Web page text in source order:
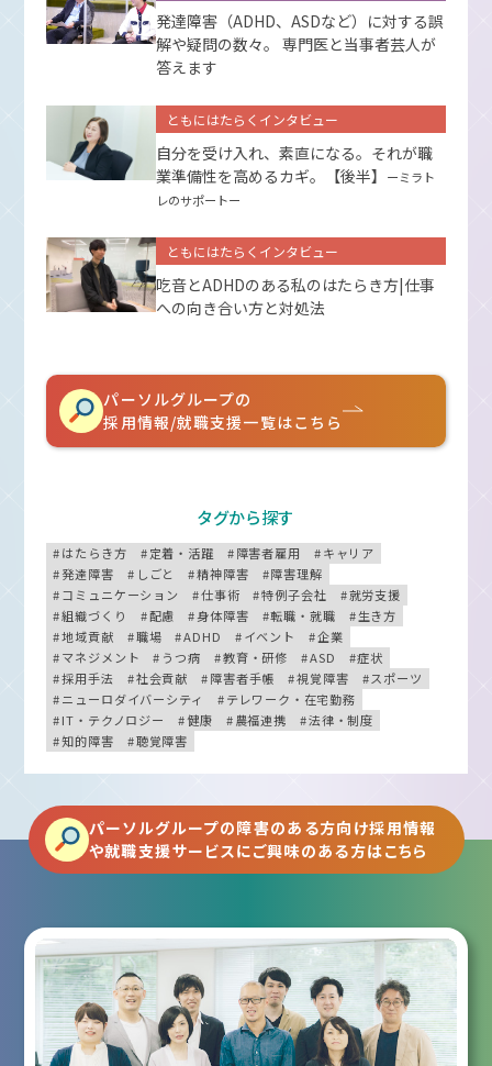
発達障害（ADHD、ASDなど）に対する誤
解や疑問の数々。 専門医と当事者芸人が
答えます
ともにはたらくインタビュー
自分を受け入れ、素直になる。それが職
業準備性を高めるカギ。【後半】
ーミラト
レのサポートー
ともにはたらくインタビュー
吃音とADHDのある私のはたらき方|仕事
への向き合い方と対処法
パーソルグループの
採用情報/就職支援一覧はこちら
タグから探す
はたらき方 定着・活躍 障害者雇用
キャリア
発達障害
しごと 精神障害
障害理解
コミュニケーション
仕事術 特例子会社
就労支援
組織づくり
配慮 身体障害 転職・就職
生き方
地域貢献
職場 ADHD イベント
企業
マネジメント
うつ病 教育・研修 ASD
症状
採用手法
社会貢献 障害者手帳 視覚障害
スポーツ
ニューロダイバーシティ
テレワーク・在宅勤務
IT・テクノロジー
健康 農福連携
法律・制度
知的障害
聴覚障害
パーソルグループの障害のある方向け採用情報
や就職支援サービスにご興味のある方はこちら